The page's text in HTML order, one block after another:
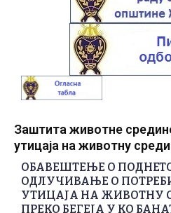
Заштита животне
утицаја на животну
ОБАВЕШТЕЊЕ О
ОДЛУЧИВАЊЕ О
УТИЦАЈА НА ЖИВОТНУ
ПРЕКО БЕГЕЈА У КО